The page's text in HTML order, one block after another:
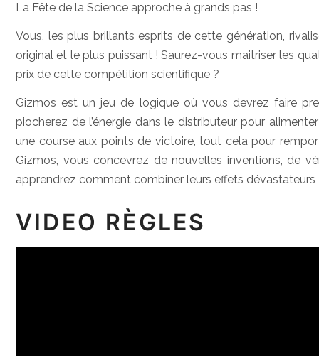
La Fête de la Science approche à grands pas !
Vous, les plus brillants esprits de cette génération,
original et le plus puissant ! Saurez-vous maitriser les
prix de cette compétition scientifique ?
Gizmos est un jeu de logique où vous devrez faire
piocherez de l’énergie dans le distributeur pour
une course aux points de victoire, tout cela pour
Gizmos, vous concevrez de nouvelles inventions, de
apprendrez comment combiner leurs effets dévastateurs
VIDEO RÈGLES